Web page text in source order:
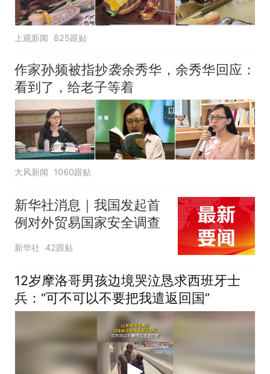
上观新闻 825跟贴
作家孙频被指抄袭余秀华，余秀华回应：
看到了，给老子等着
大风新闻 1060跟贴
新华社消息｜我国发起首
例对外贸易国家安全调查
新华社 42跟贴
12岁摩洛哥男孩边境哭泣恳求西班牙士
兵：“可不可以不要把我遣返回国”